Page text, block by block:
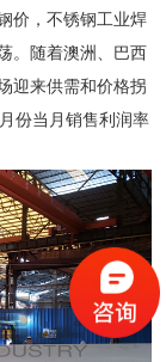
价，不锈钢工业焊
。随着澳洲、巴西
迎来供需和价格拐
份当月销售利润率